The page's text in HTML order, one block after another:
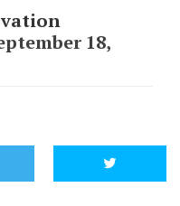
18,